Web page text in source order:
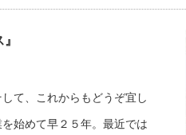
て、これからもどうぞ宜し
始めて早２５年。最近では